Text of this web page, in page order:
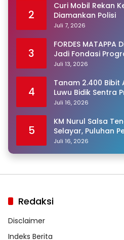
2
Curi Mobil Rekan
Diamankan Polisi
Juli 7, 2026
3
FORDES
Jadi Fondasi
Juli 13, 2026
4
Tanam 2.400 Bibit
Luwu Bidik Sentra
Juli 16, 2026
5
KM Nurul Salsa
Selayar, Puluhan
Juli 16, 2026
Redaksi
Disclaimer
Indeks Berita